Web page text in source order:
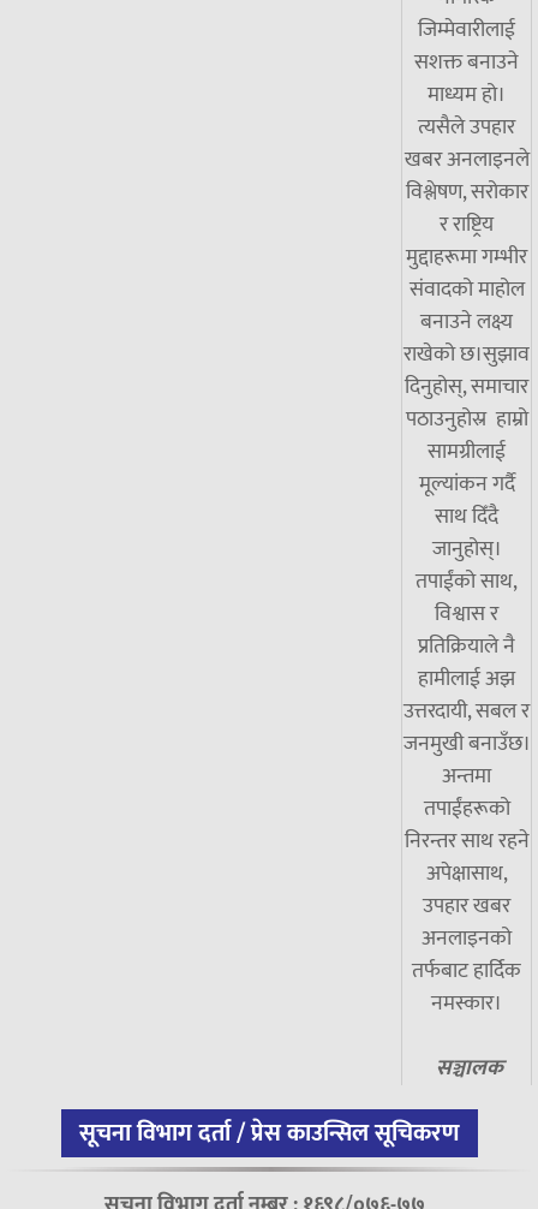
जिम्मेवारीलाई
सशक्त बनाउने
माध्यम हो।
त्यसैले उपहार
खबर अनलाइनले
विश्लेषण, सरोकार
र राष्ट्रिय
मुद्दाहरूमा गम्भीर
संवादको माहोल
बनाउने लक्ष्य
राखेको छ।सुझाव
दिनुहोस्, समाचार
पठाउनुहोस्र हाम्रो
सामग्रीलाई
मूल्यांकन गर्दै
साथ दिँदै
जानुहोस्।
तपाईंको साथ,
विश्वास र
प्रतिक्रियाले नै
हामीलाई अझ
उत्तरदायी, सबल र
जनमुखी बनाउँछ।
अन्तमा
तपाईंहरूको
निरन्तर साथ रहने
अपेक्षासाथ,
उपहार खबर
अनलाइनको
तर्फबाट हार्दिक
नमस्कार।
सञ्चालक
सूचना विभाग दर्ता / प्रेस काउन्सिल सूचिकरण